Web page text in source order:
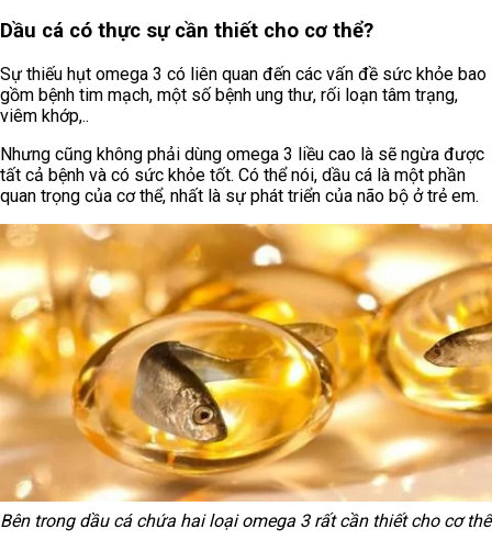
Dầu cá có thực sự cần thiết cho cơ thể?
Sự thiếu hụt omega 3 có liên quan đến các vấn đề sức khỏe bao
gồm bệnh tim mạch, một số bệnh ung thư, rối loạn tâm trạng,
viêm khớp,..
Nhưng cũng không phải dùng omega 3 liều cao là sẽ ngừa được
tất cả bệnh và có sức khỏe tốt. Có thể nói, dầu cá là một phần
quan trọng của cơ thể, nhất là sự phát triển của não bộ ở trẻ em.
Bên trong dầu cá chứa hai loại omega 3 rất cần thiết cho cơ thể